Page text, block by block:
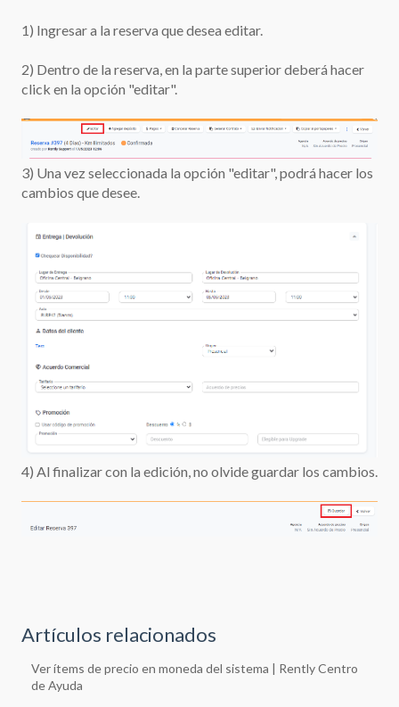
1) Ingresar a la reserva que desea editar.
2) Dentro de la reserva, en la parte superior deberá hacer
click en la opción "editar".
3) Una vez seleccionada la opción "editar", podrá hacer los
cambios que desee.
4) Al finalizar con la edición, no olvide guardar los cambios.
Artículos relacionados
Ver ítems de precio en moneda del sistema | Rently Centro
de Ayuda